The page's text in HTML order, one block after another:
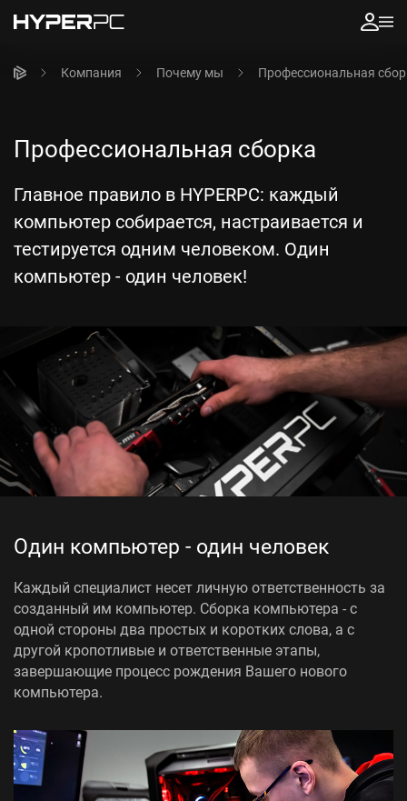
Компания Почему мы Профессиональная
Профессиональная сборка
Главное правило в HYPERPC: каждый
компьютер собирается, настраивается и
тестируется одним человеком. Один
компьютер - один человек!
Один компьютер - один человек
Каждый специалист несет личную ответственность за
созданный им компьютер. Сборка компьютера - c
одной стороны два простых и коротких слова, а с
другой кропотливые и ответственные этапы,
завершающие процесс рождения Вашего нового
компьютера.